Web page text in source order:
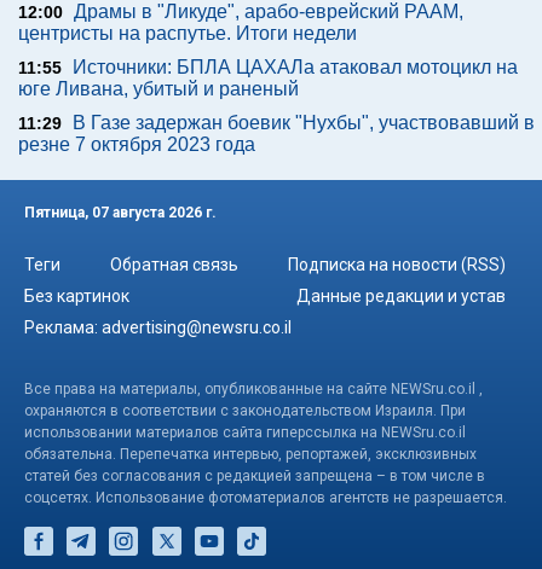
12:00 Драмы в "Ликуде", арабо-еврейский РААМ,
центристы на распутье. Итоги недели
11:55
Источники: БПЛА ЦАХАЛа атаковал мотоцикл на
юге Ливана, убитый и раненый
11:29
В Газе задержан боевик "Нухбы", участвовавший в
резне 7 октября 2023 года
Пятница, 07 августа 2026 г.
Теги Обратная связь
Подписка на новости (RSS)
Без картинок
Данные редакции и устав
Реклама: advertising@newsru.co.il
Все права на материалы, опубликованные на сайте NEWSru.co.il ,
охраняются в соответствии с законодательством Израиля. При
использовании материалов сайта гиперссылка на NEWSru.co.il
обязательна. Перепечатка интервью, репортажей, эксклюзивных
статей без согласования с редакцией запрещена – в том числе в
соцсетях. Использование фотоматериалов агентств не разрешается.